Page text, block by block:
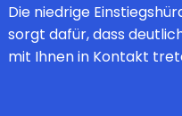
Die niedrige
sorgt dafür, dass
mit Ihnen in Kontakt